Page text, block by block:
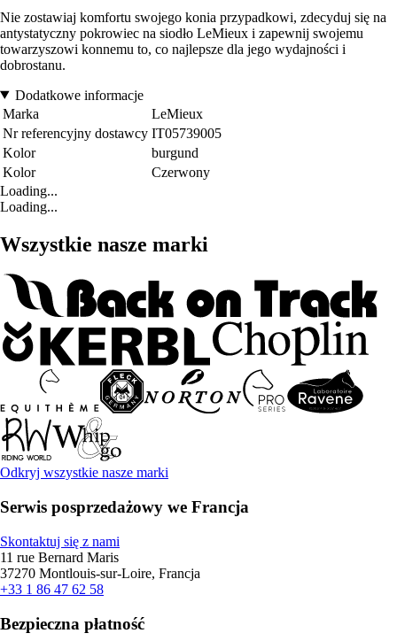
Nie zostawiaj komfortu swojego konia przypadkowi, zdecyduj się na
antystatyczny pokrowiec na siodło LeMieux i zapewnij swojemu
towarzyszowi konnemu to, co najlepsze dla jego wydajności i
dobrostanu.
Dodatkowe informacje
Marka
LeMieux
Nr referencyjny dostawcy IT05739005
Kolor
burgund
Kolor
Czerwony
Loading...
Loading...
Wszystkie nasze marki
Odkryj wszystkie nasze marki
Serwis posprzedażowy we Francja
Skontaktuj się z nami
11 rue Bernard Maris
37270 Montlouis-sur-Loire, Francja
+33 1 86 47 62 58
Bezpieczna płatność